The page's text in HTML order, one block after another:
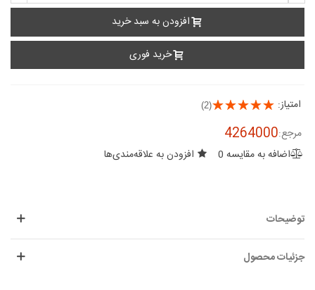
افزودن به سبد خرید
خرید فوری
امتیاز: (2)
مرجع:4264000
اضافه به مقایسه 0 افزودن به علاقه‌مندی‌ها
توضیحات
جزئیات محصول